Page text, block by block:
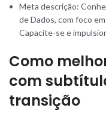
Meta descrição:
de Dados, com foco
Capacite-se e
Como
com
transição